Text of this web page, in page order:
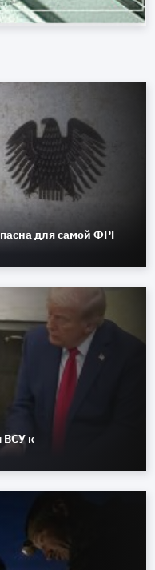
для самой ФРГ –
ВСУ к